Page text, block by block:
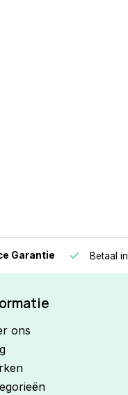
Garantie Betaal in
ons